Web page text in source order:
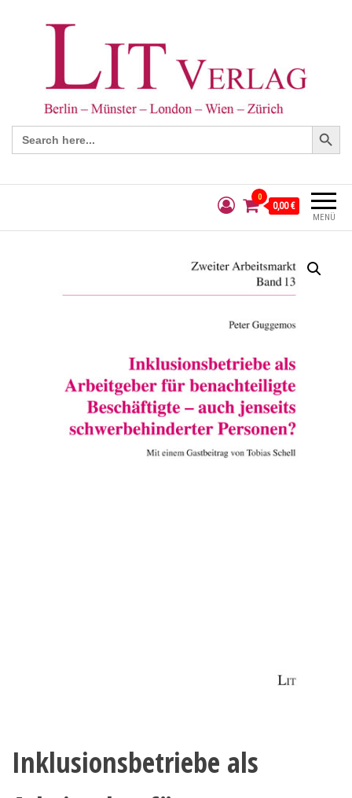
Search
for:
Search Button
MENÜ
0
0,00 €
Inklusionsbetriebe als